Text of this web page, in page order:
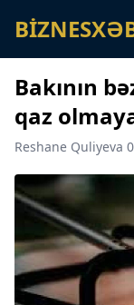
Bakının
qaz
Reshane Quliyeva